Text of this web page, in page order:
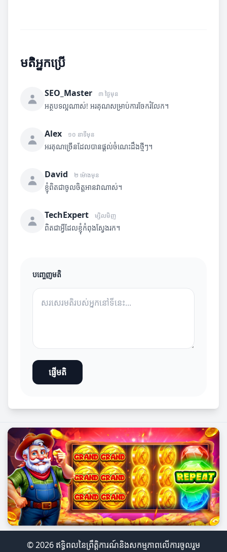
មតិអ្នកប្រើ
SEO_Master ៣ ថ្ងៃមុន
អត្ថបទល្អណាស់! អរគុណសម្រាប់ការចែករំលែក។
Alex ១០ នាទីមុន
អរគុណច្រើនដែលបានផ្តល់ចំណេះដឹងថ្មីៗ។
David ២ ម៉ោងមុន
ខ្ញុំពិតជាចូលចិត្តអានវាណាស់។
TechExpert ម្សិលមិញ
ពិតជាអ្វីដែលខ្ញុំកំពុងស្វែងរក។
បញ្ចេញមតិ
ផ្ញើមតិ
© 2026 ឥទ្ធិពលនៃព្រឹត្តិការណ៍និងសកម្មភាពលើការចូលរួម